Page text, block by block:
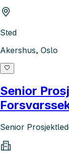
Sted
Akershus, Oslo
Senior
Senior